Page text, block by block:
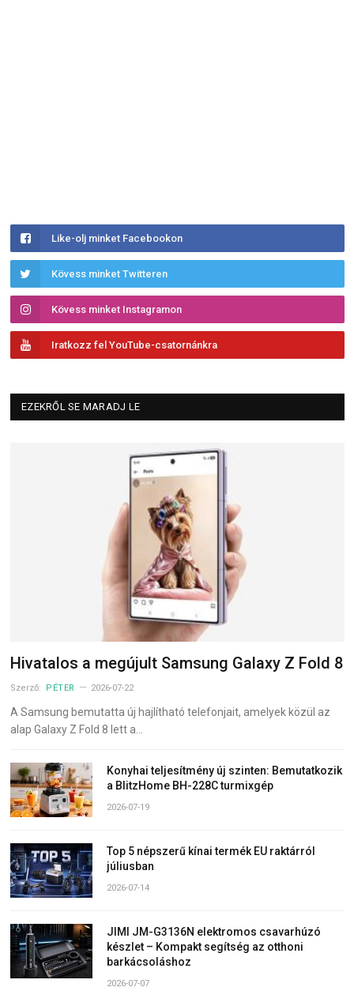
Like-olj minket Facebookon
Kövess minket Twitteren
Kövess minket Instagramon
Iratkozz fel YouTube-csatornánkra
EZEKRŐL SE MARADJ LE
Hivatalos a megújult Samsung Galaxy Z Fold 8
Szerző: PÉTER 2026-07-22
A Samsung bemutatta új hajlítható telefonjait, amelyek közül az
alap Galaxy Z Fold 8 lett a…
Konyhai teljesítmény új szinten: Bemutatkozik
a BlitzHome BH-228C turmixgép
2026-07-19
Top 5 népszerű kínai termék EU raktárról
júliusban
2026-07-14
JIMI JM-G3136N elektromos csavarhúzó
készlet – Kompakt segítség az otthoni
barkácsoláshoz
2026-07-07